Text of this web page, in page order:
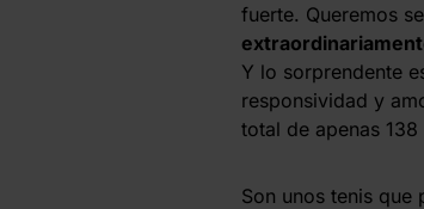
fuerte. Queremos
Y lo sorprendente
responsividad y
total de apenas 138
Son unos tenis que